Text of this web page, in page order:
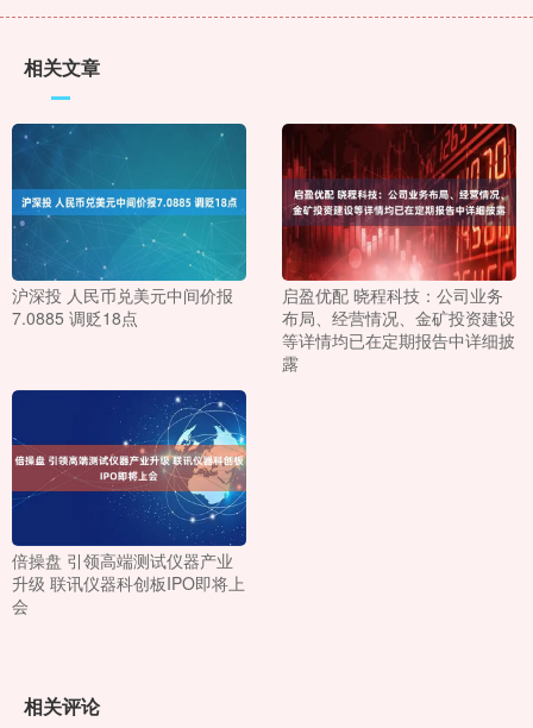
相关文章
沪深投 人民币兑美元中间价报
7.0885 调贬18点
启盈优配 晓程科技：公司业务
布局、经营情况、金矿投资建设
等详情均已在定期报告中详细披
露
倍操盘 引领高端测试仪器产业
升级 联讯仪器科创板IPO即将上
会
相关评论